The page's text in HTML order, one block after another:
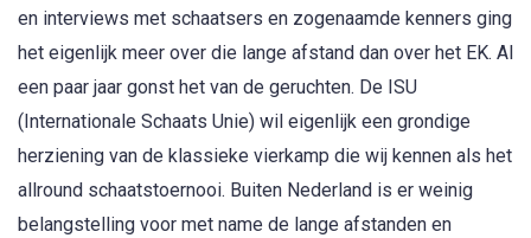
en interviews met schaatsers en zogenaamde kenners ging
het eigenlijk meer over die lange afstand dan over het EK. Al
een paar jaar gonst het van de geruchten. De ISU
(Internationale Schaats Unie) wil eigenlijk een grondige
herziening van de klassieke vierkamp die wij kennen als het
allround schaatstoernooi. Buiten Nederland is er weinig
belangstelling voor met name de lange afstanden en